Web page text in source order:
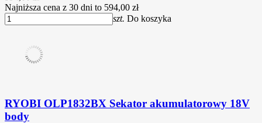
Najniższa cena z 30 dni to 594,00 zł
szt. Do koszyka
RYOBI OLP1832BX Sekator akumulatorowy 18V
body